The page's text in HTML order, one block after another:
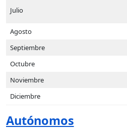
Julio
Agosto
Septiembre
Octubre
Noviembre
Diciembre
Autónomos